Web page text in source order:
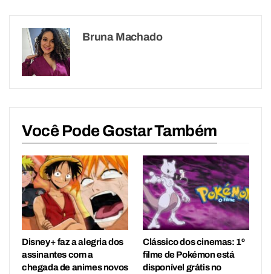
Bruna Machado
Você Pode Gostar Também
Disney+ faz a alegria dos
assinantes com a
chegada de animes novos
Clássico dos cinemas: 1º
filme de Pokémon está
disponível grátis no